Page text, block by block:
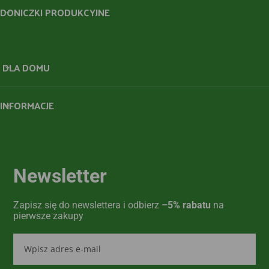
DONICZKI PRODUKCYJNE
DLA DOMU
INFORMACJE
Newsletter
Zapisz się do newslettera i odbierz –5% rabatu na
pierwsze zakupy